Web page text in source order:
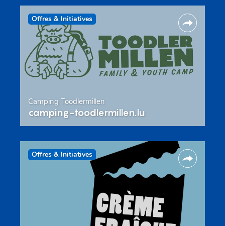
Offres & Initiatives
Camping Toodlermillen
camping-toodlermillen.lu
Offres & Initiatives